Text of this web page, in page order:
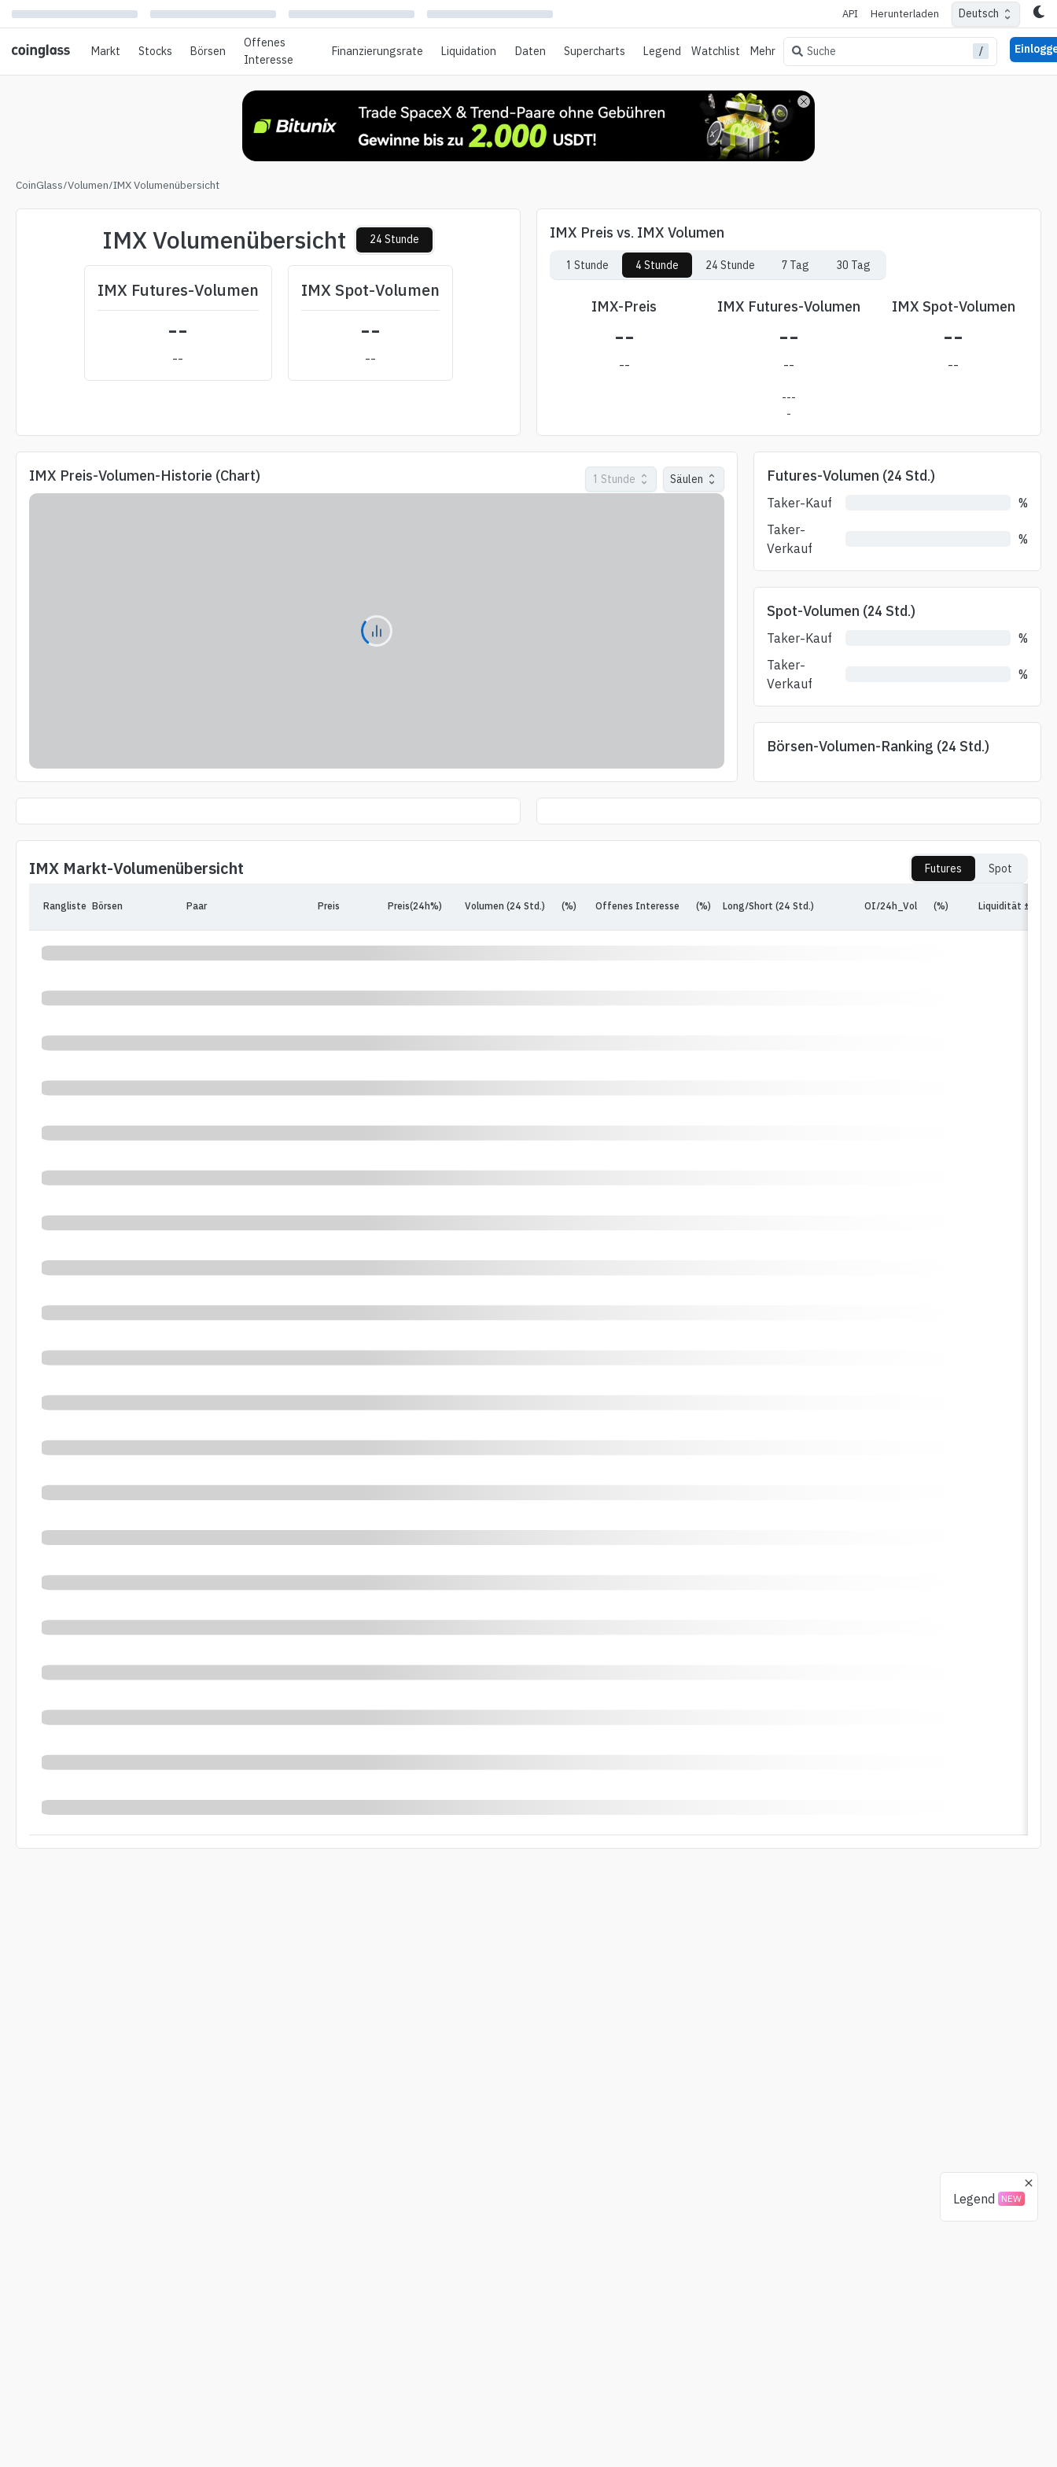
Legend NEW
API Herunterladen Deutsch
Markt Stocks Börsen
Offenes
Interesse
Finanzierungsrate Liquidation Daten Supercharts Legend Watchlist Mehr Suche /
CoinGlass/Volumen/IMX Volumenübersicht
IMX Volumenübersicht 24 Stunde
IMX Futures-Volumen
--
--
IMX Spot-Volumen
--
--
IMX Preis vs. IMX Volumen
1 Stunde 4 Stunde 24 Stunde 7 Tag 30 Tag
IMX-Preis
--
--
IMX Futures-Volumen
--
--
IMX Spot-Volumen
--
--
---
-
IMX Preis-Volumen-Historie (Chart) 1 Stunde Säulen Futures-Volumen (24 Std.)
Taker-Kauf
%
Taker-
Verkauf
%
Spot-Volumen (24 Std.)
Taker-Kauf
%
Taker-
Verkauf
%
Börsen-Volumen-Ranking (24 Std.)
IMX Markt-Volumenübersicht Futures Spot
Rangliste Börsen Paar Preis Preis(24h%) Volumen (24 Std.) (%) Offenes Interesse (%) Long/Short (24 Std.) OI/24h_Vol (%) Liquidität ±1%